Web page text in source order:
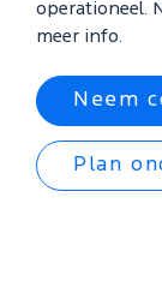
operationeel.
meer info.
Neem
Plan